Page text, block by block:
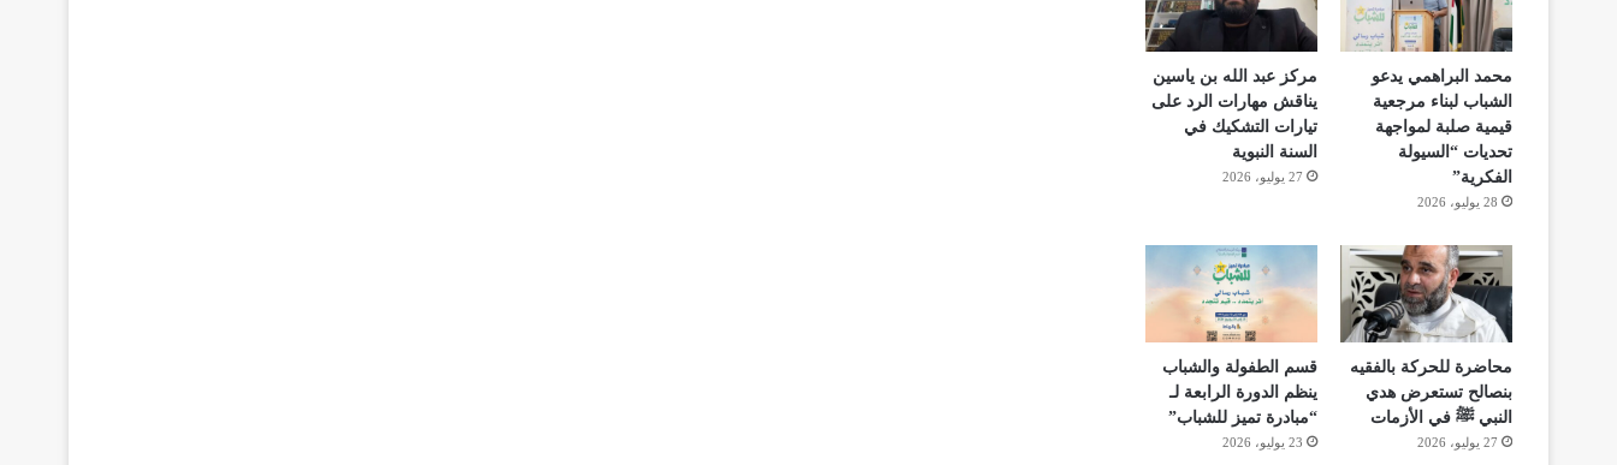
محمد البراهمي يدعو
الشباب لبناء مرجعية
قيمية صلبة لمواجهة
تحديات “السيولة
الفكرية”
28 يوليو، 2026
مركز عبد الله بن ياسين
يناقش مهارات الرد على
تيارات التشكيك في
السنة النبوية
27 يوليو، 2026
محاضرة للحركة بالفقيه
بنصالح تستعرض هدي
النبي ﷺ في الأزمات
27 يوليو، 2026
قسم الطفولة والشباب
ينظم الدورة الرابعة لـ
“مبادرة تميز للشباب”
23 يوليو، 2026